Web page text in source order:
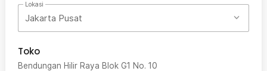
Lokasi
Jakarta Pusat
Toko
Bendungan Hilir Raya Blok G1 No. 10